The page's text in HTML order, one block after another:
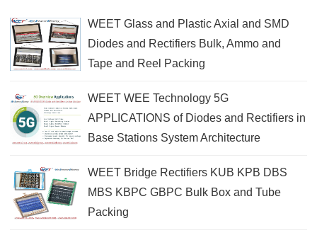
WEET Glass and Plastic Axial and SMD
Diodes and Rectifiers Bulk, Ammo and
Tape and Reel Packing
WEET WEE Technology 5G
APPLICATIONS of Diodes and Rectifiers in
Base Stations System Architecture
WEET Bridge Rectifiers KUB KPB DBS
MBS KBPC GBPC Bulk Box and Tube
Packing